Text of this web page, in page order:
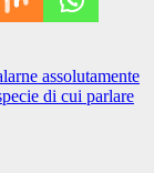
assolutamente
di cui parlare